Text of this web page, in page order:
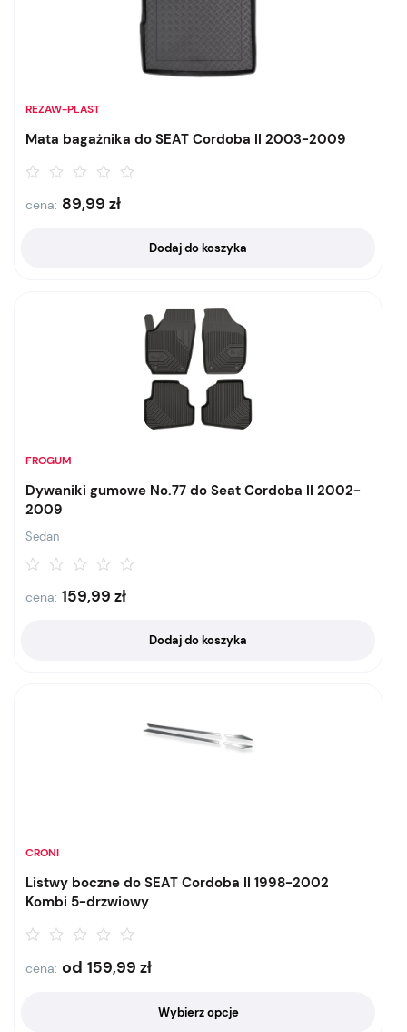
REZAW-PLAST
Mata bagażnika do SEAT Cordoba II 2003-2009
cena: 89,99 zł
Dodaj do koszyka
FROGUM
Dywaniki gumowe No.77 do Seat Cordoba II 2002-
2009
Sedan
cena: 159,99 zł
Dodaj do koszyka
CRONI
Listwy boczne do SEAT Cordoba II 1998-2002
Kombi 5-drzwiowy
cena: od 159,99 zł
Wybierz opcje